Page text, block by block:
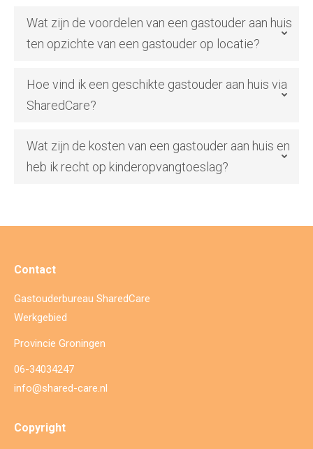
Wat zijn de voordelen van een gastouder aan huis
ten opzichte van een gastouder op locatie?
Hoe vind ik een geschikte gastouder aan huis via
SharedCare?
Wat zijn de kosten van een gastouder aan huis en
heb ik recht op kinderopvangtoeslag?
Contact
Gastouderbureau SharedCare
Werkgebied
Provincie Groningen
06-34034247
info@shared-care.nl
Copyright